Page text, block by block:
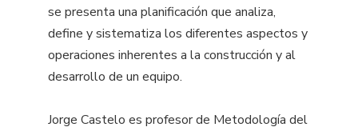
se presenta una planificación que analiza,
define y sistematiza los diferentes aspectos y
operaciones inherentes a la construcción y al
desarrollo de un equipo.
Jorge Castelo es profesor de Metodología del